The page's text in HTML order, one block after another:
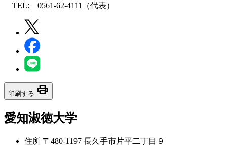
TEL: 0561-62-4111（代表）
印刷する print
愛知淑徳大学
住所 〒480-1197 長久手市片平二丁目９